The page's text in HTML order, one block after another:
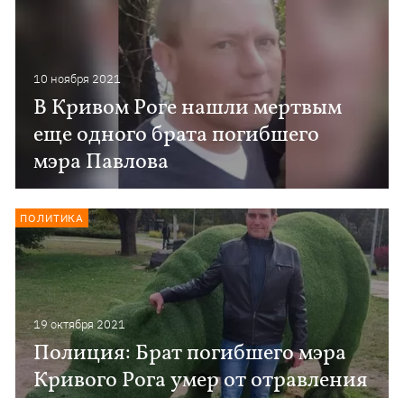
10 ноября 2021
В Кривом Роге нашли мертвым
еще одного брата погибшего
мэра Павлова
19 октября 2021
Полиция: Брат погибшего мэра
Кривого Рога умер от отравления
ПОЛИТИКА